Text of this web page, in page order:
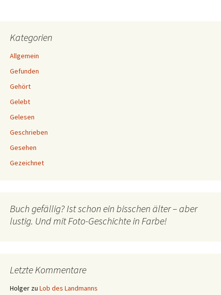
Kategorien
Allgemein
Gefunden
Gehört
Gelebt
Gelesen
Geschrieben
Gesehen
Gezeichnet
Buch gefällig? Ist schon ein bisschen älter – aber
lustig. Und mit Foto-Geschichte in Farbe!
Letzte Kommentare
Holger zu Lob des Landmanns